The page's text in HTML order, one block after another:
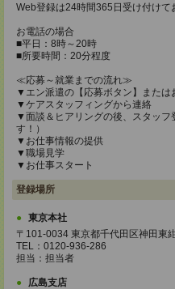
Web登録は24時間365日受け付けて
お電話の場合
■平日：8時～20時
■所要時間：20分程度
≪応募～就業までの流れ≫
▼エン派遣の【応募ボタン】または
▼ケアスタッフィングから連絡
▼面談＆ヒアリングの後、スタッフ
す！）
▼お仕事情報の提供
▼職場見学
▼お仕事スタート
登録場所
東京本社
〒101-0034 東京都千代田区神田東
TEL：0120-936-286
担当：担当者
広島支店